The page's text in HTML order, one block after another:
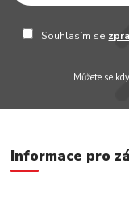
Souhlasím se
Můžete se
Informace pro